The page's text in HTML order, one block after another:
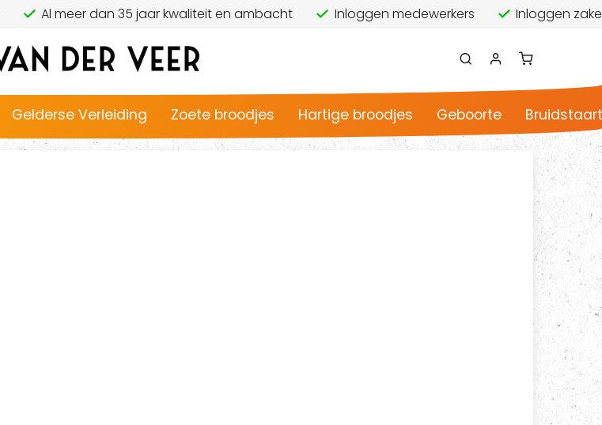
Al meer dan 35 jaar kwaliteit en ambacht Inloggen medewerkers Inloggen
Gelderse Verleiding Zoete broodjes Hartige broodjes Geboorte Bruidstaart